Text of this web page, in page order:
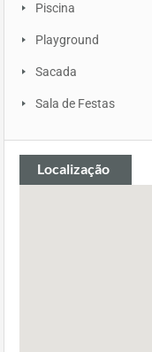
Piscina
Playground
Sacada
Sala de Festas
Localização